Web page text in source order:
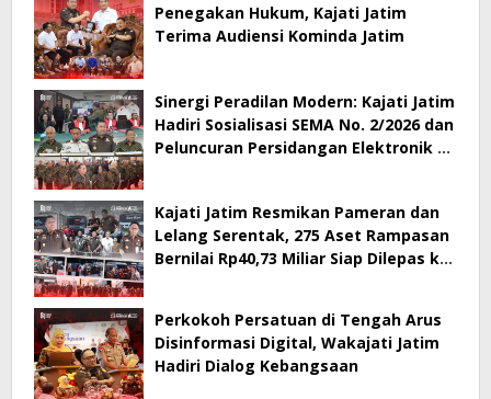
Penegakan Hukum, Kajati Jatim
Terima Audiensi Kominda Jatim
Sinergi Peradilan Modern: Kajati Jatim
Hadiri Sosialisasi SEMA No. 2/2026 dan
Peluncuran Persidangan Elektronik di
Kajati Jatim Resmikan Pameran dan
Lelang Serentak, 275 Aset Rampasan
Bernilai Rp40,73 Miliar Siap Dilepas ke
Perkokoh Persatuan di Tengah Arus
Disinformasi Digital, Wakajati Jatim
Hadiri Dialog Kebangsaan